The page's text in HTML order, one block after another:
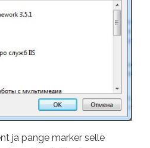
ja pange marker selle